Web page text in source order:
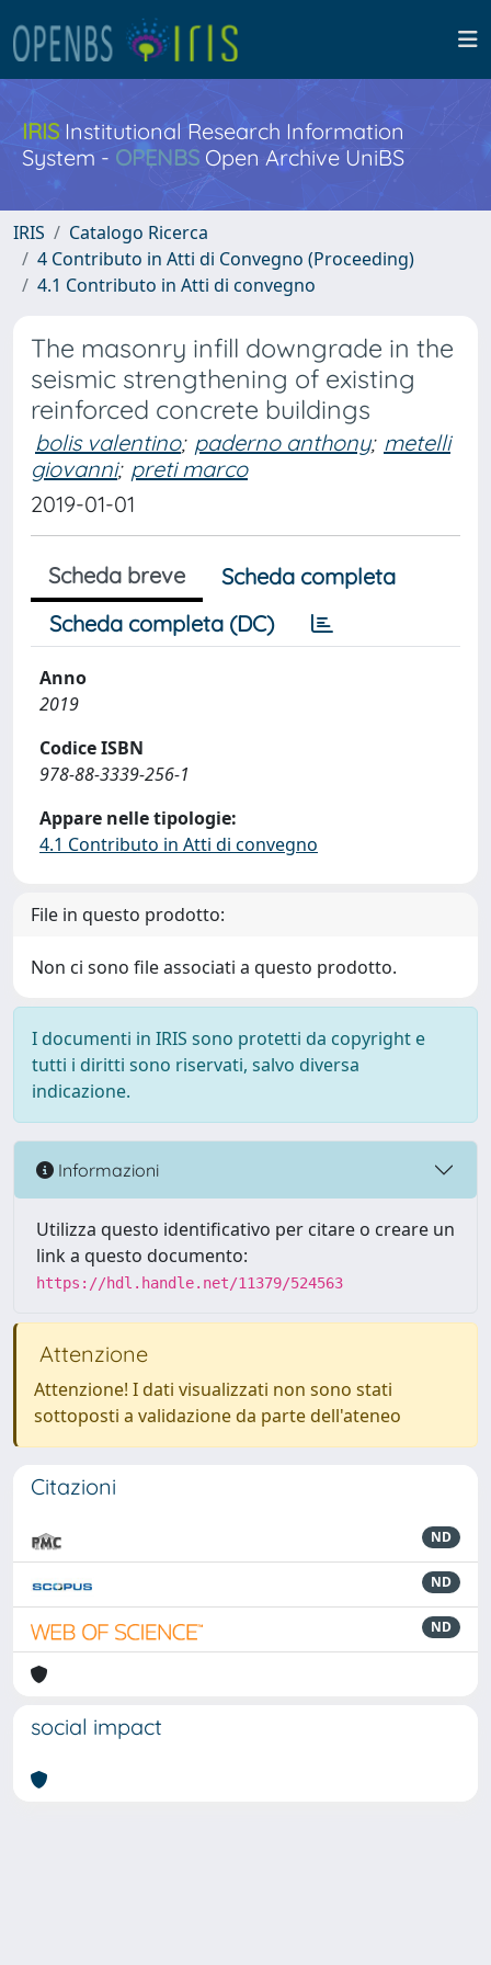
IRISInstitutional Research Information
System - OPENBS Open Archive UniBS
IRIS
Catalogo Ricerca
4 Contributo in Atti di Convegno (Proceeding)
4.1 Contributo in Atti di convegno
The masonry infill downgrade in the
seismic strengthening of existing
reinforced concrete buildings
bolis valentino; paderno anthony; metelli
giovanni; preti marco
2019-01-01
Scheda breve
Scheda completa
Scheda completa (DC)
Anno
2019
Codice ISBN
978-88-3339-256-1
Appare nelle tipologie:
4.1 Contributo in Atti di convegno
File in questo prodotto:
Non ci sono file associati a questo prodotto.
I documenti in IRIS sono protetti da copyright e
tutti i diritti sono riservati, salvo diversa
indicazione.
Informazioni
Utilizza questo identificativo per citare o creare un
link a questo documento:
https://hdl.handle.net/11379/524563
Attenzione
Attenzione! I dati visualizzati non sono stati
sottoposti a validazione da parte dell'ateneo
Citazioni
ND
ND
ND
social impact